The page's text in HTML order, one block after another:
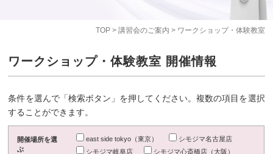
TOP> 講習会のご案内 > ワークショップ・体験教室
ワークショップ・体験教室 開催情報
条件を選んで「検索ボタン」を押してください。複数の項目を選択
することができます。
開催場所を選
ぶ
east side tokyo（東京）
シモジマ名古屋店
シモジマ岐阜店
シモジマ心斎橋店（大阪）